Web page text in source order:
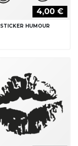
4,00 €
STICKER HUMOUR